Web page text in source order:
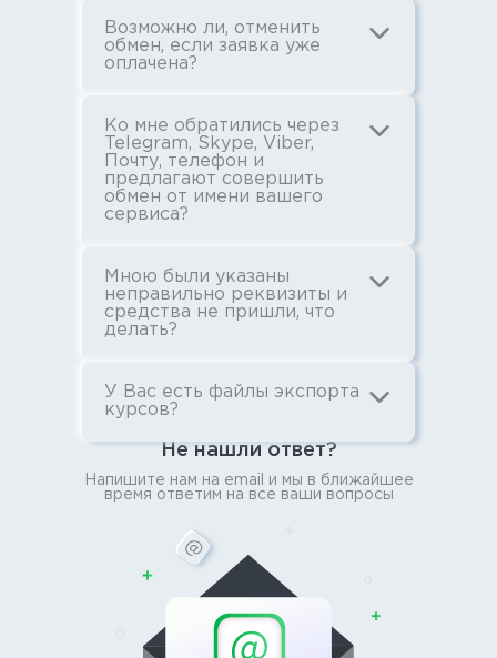
Возможно ли, отменить
обмен, если заявка уже
оплачена?
Ко мне обратились через
Telegram, Skype, Viber,
Почту, телефон и
предлагают совершить
обмен от имени вашего
сервиса?
Мною были указаны
неправильно реквизиты и
средства не пришли, что
делать?
У Вас есть файлы экспорта
курсов?
Не нашли ответ?
Напишите нам на email и мы в ближайшее
время ответим на все ваши вопросы